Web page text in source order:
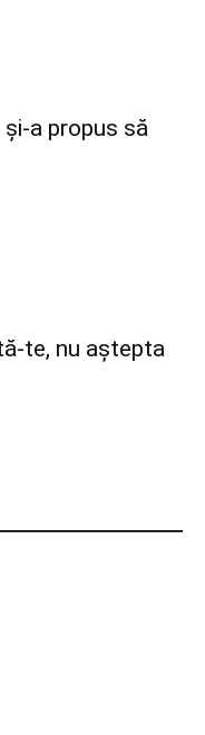
și-a propus să
te, nu aștepta